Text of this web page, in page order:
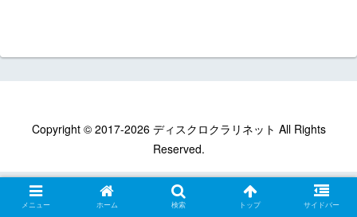
Copyright © 2017-2026 ディスクロクラリネット All Rights
Reserved.
メニュー ホーム 検索 トップ サイドバー